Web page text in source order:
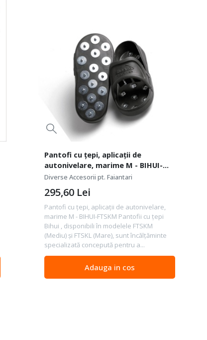
Pantofi cu țepi, aplicații de
autonivelare, marime M - BIHUI-
FTSKM
Diverse Accesorii pt. Faiantari
Pantofi cu țepi, aplicații de autonivelare,
marime M - BIHUI-FTSKM Pantofii cu țepi
Bihui , disponibili în modelele FTSKM
(Mediu) și FTSKL (Mare), sunt încălțăminte
specializată concepută pentru a...
295,60 Lei
Adauga in cos